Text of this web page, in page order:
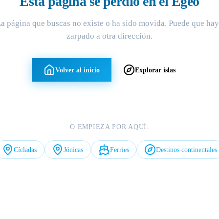
página que buscas no existe o ha sido movida. Puede que
zarpado a otra dirección.
Volver al inicio Explorar islas
O EMPIEZA POR AQUÍ:
Cícladas Jónicas Ferries Destinos continentales